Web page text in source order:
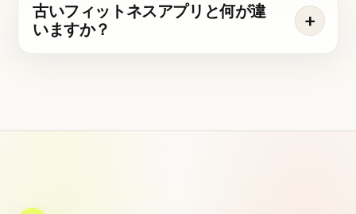
古いフィットネスアプリと何が違
いますか？